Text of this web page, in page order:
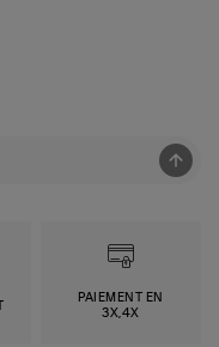
PAIEMENT EN
3X,4X